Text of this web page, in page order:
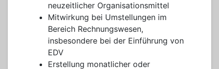
neuzeitlicher Organisationsmittel
Mitwirkung bei Umstellungen im
Bereich Rechnungswesen,
insbesondere bei der Einführung von
EDV
Erstellung monatlicher oder